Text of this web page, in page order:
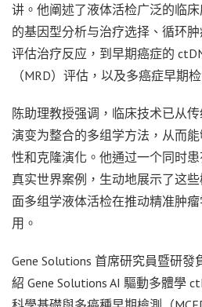
讲。他阐述了液体活检广泛的临
的基因型分析与治疗选择、循环
评估治疗反应，到早期癌症的
（MRD）评估，以及多癌症早期
陈助理教授强调，临床技术已从
演变为整合的多组学方法，从而
性和克隆演化。他通过一个同时
真实世界案例，生动地展示了这
面多组学液体活检在推动精准肿
用。
Gene Solutions 首席研究員暨研發
紹 Gene Solutions AI 驅動多體學